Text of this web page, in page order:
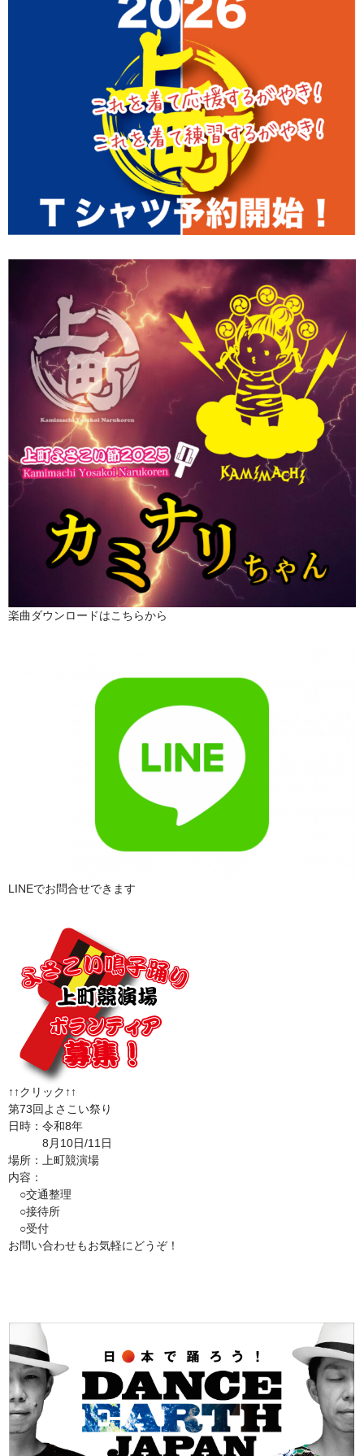
楽曲ダウンロードはこちらから
LINEでお問合せできます
↑↑クリック↑↑
第73回よさこい祭り
日時：令和8年
8月10日/11日
場所：上町競演場
内容：
○交通整理
○接待所
○受付
お問い合わせもお気軽にどうぞ！